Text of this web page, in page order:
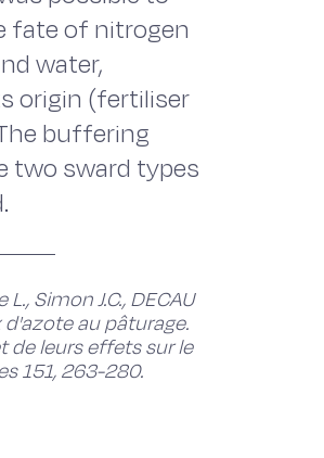
fate of nitrogen
water,
origin (fertiliser
buffering
two sward types
L., Simon J.C., DECAU
d'azote au pâturage.
de leurs effets sur le
151, 263-280.